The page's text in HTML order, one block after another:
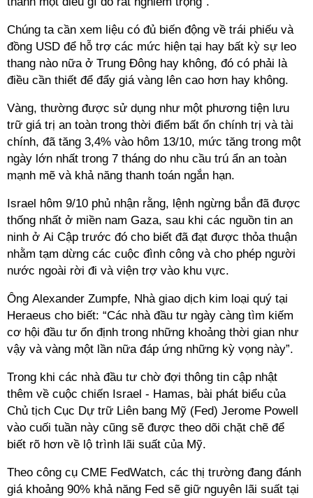
Chúng ta cần xem liệu có đủ biến động về trái phiếu và
đồng USD để hỗ trợ các mức hiện tại hay bất kỳ sự leo
thang nào nữa ở Trung Đông hay không, đó có phải là
điều cần thiết để đẩy giá vàng lên cao hơn hay không.
Vàng, thường được sử dụng như một phương tiện lưu
trữ giá trị an toàn trong thời điểm bất ổn chính trị và tài
chính, đã tăng 3,4% vào hôm 13/10, mức tăng trong một
ngày lớn nhất trong 7 tháng do nhu cầu trú ẩn an toàn
mạnh mẽ và khả năng thanh toán ngắn hạn.
Israel hôm 9/10 phủ nhận rằng, lệnh ngừng bắn đã được
thống nhất ở miền nam Gaza, sau khi các nguồn tin an
ninh ở Ai Cập trước đó cho biết đã đạt được thỏa thuận
nhằm tạm dừng các cuộc đình công và cho phép người
nước ngoài rời đi và viện trợ vào khu vực.
Ông Alexander Zumpfe, Nhà giao dịch kim loại quý tại
Heraeus cho biết: “Các nhà đầu tư ngày càng tìm kiếm
cơ hội đầu tư ổn định trong những khoảng thời gian như
vậy và vàng một lần nữa đáp ứng những kỳ vọng này”.
Trong khi các nhà đầu tư chờ đợi thông tin cập nhật
thêm về cuộc chiến Israel - Hamas, bài phát biểu của
Chủ tịch Cục Dự trữ Liên bang Mỹ (Fed) Jerome Powell
vào cuối tuần này cũng sẽ được theo dõi chặt chẽ để
biết rõ hơn về lộ trình lãi suất của Mỹ.
Theo công cụ CME FedWatch, các thị trường đang đánh
giá khoảng 90% khả năng Fed sẽ giữ nguyên lãi suất tại